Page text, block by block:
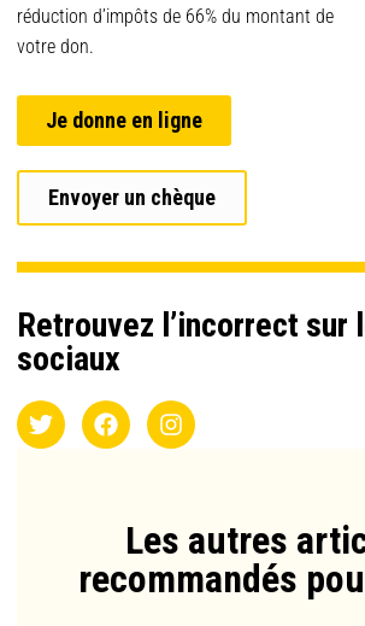
réduction d’impôts de 66% du montant de
votre don.
Je donne en ligne
Envoyer un chèque
Retrouvez l’incorrect sur
sociaux
Les autres
recommandés